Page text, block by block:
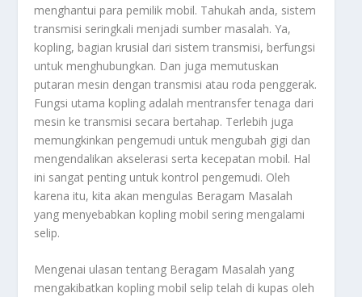
menghantui para pemilik mobil. Tahukah anda, sistem
transmisi seringkali menjadi sumber masalah. Ya,
kopling, bagian krusial dari sistem transmisi, berfungsi
untuk menghubungkan. Dan juga memutuskan
putaran mesin dengan transmisi atau roda penggerak.
Fungsi utama kopling adalah mentransfer tenaga dari
mesin ke transmisi secara bertahap. Terlebih juga
memungkinkan pengemudi untuk mengubah gigi dan
mengendalikan akselerasi serta kecepatan mobil. Hal
ini sangat penting untuk kontrol pengemudi. Oleh
karena itu, kita akan mengulas Beragam Masalah
yang menyebabkan kopling mobil sering mengalami
selip.
Mengenai ulasan tentang Beragam Masalah yang
mengakibatkan kopling mobil selip telah di kupas oleh